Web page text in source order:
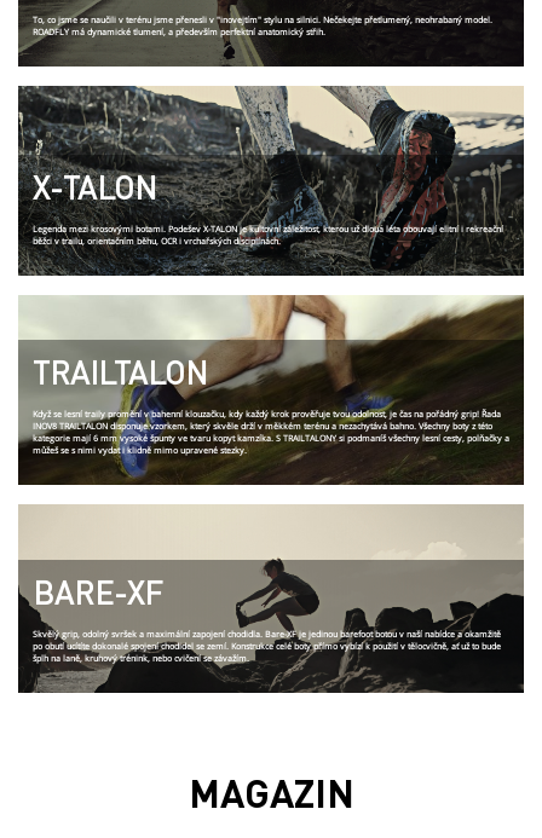
To, co jsme se naučili v terénu jsme přenesli v "inovejtím" stylu na silnici. Nečekejte přetlumený, neohrabaný model.
ROADFLY má dynamické tlumení, a především perfektní anatomický střih.
X-TALON
Legenda mezi krosovými botami. Podešev X-TALON je kultovní záležitost, kterou už dloua léta obouvají elitní i rekreační
běžci v trailu, orientačním běhu, OCR i vrchařských disciplínách.
TRAILTALON
Když se lesní traily promění v bahenní klouzačku, kdy každý krok prověřuje tvou odolnost, je čas na pořádný grip! Řada
INOV8 TRAILTALON disponuje vzorkem, který skvěle drží v měkkém terénu a nezachytává bahno. Všechny boty z této
kategorie mají 6 mm vysoké špunty ve tvaru kopyt kamzíka. S TRAILTALONY si podmaníš všechny lesní cesty, polňačky a
můžeš se s nimi vydat i klidně mimo upravené stezky.
BARE-XF
Skvělý grip, odolný svršek a maximální zapojení chodidla. Bare-XF je jedinou barefoot botou v naší nabídce a okamžitě
po obutí ucítíte dokonalé spojení chodidel se zemí. Konstrukce celé boty přímo vybízí k použití v tělocvičně, ať už to bude
šplh na laně, kruhový trénink, nebo cvičení se závažím.
MAGAZIN